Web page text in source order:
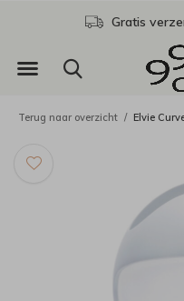
Gratis
Terug naar overzicht Elvie